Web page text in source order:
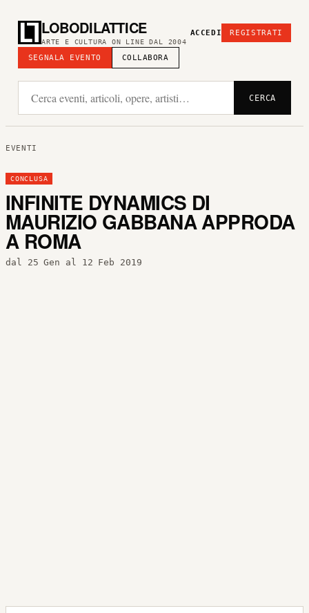
LOBODILATTICE
ARTE E CULTURA ON LINE DAL 2004
SEGNALA EVENTO COLLABORA
ACCEDI REGISTRATI
CERCA
EVENTI
CONCLUSA
INFINITE DYNAMICS DI
MAURIZIO GABBANA APPRODA
A ROMA
dal 25 Gen al 12 Feb 2019